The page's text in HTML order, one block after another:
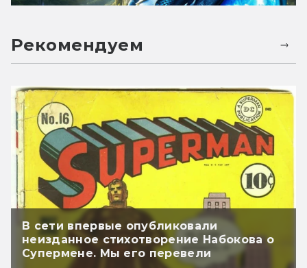
Рекомендуем
В сети впервые опубликовали
неизданное стихотворение Набокова о
Супермене. Мы его перевели